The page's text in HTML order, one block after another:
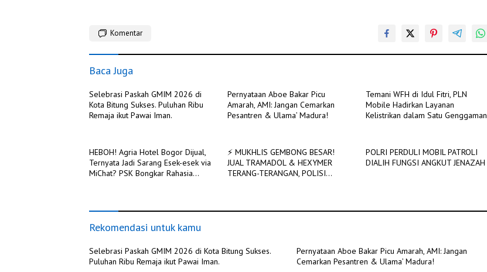
Komentar
Baca Juga
Selebrasi Paskah GMIM 2026 di
Kota Bitung Sukses. Puluhan Ribu
Remaja ikut Pawai Iman.
Pernyataan Aboe Bakar Picu
Amarah, AMI: Jangan Cemarkan
Pesantren & Ulama’ Madura!
Temani WFH di Idul Fitri, PLN
Mobile Hadirkan Layanan
Kelistrikan dalam Satu Genggaman
HEBOH! Agria Hotel Bogor Dijual,
Ternyata Jadi Sarang Esek-esek via
MiChat? PSK Bongkar Rahasia
⚡ MUKHLIS GEMBONG BESAR!
JUAL TRAMADOL & HEXYMER
TERANG-TERANGAN, POLISI
POLRI PERDULI MOBIL PATROLI
DIALIH FUNGSI ANGKUT JENAZAH
Rekomendasi untuk kamu
Selebrasi Paskah GMIM 2026 di Kota Bitung Sukses.
Puluhan Ribu Remaja ikut Pawai Iman.
Pernyataan Aboe Bakar Picu Amarah, AMI: Jangan
Cemarkan Pesantren & Ulama’ Madura!